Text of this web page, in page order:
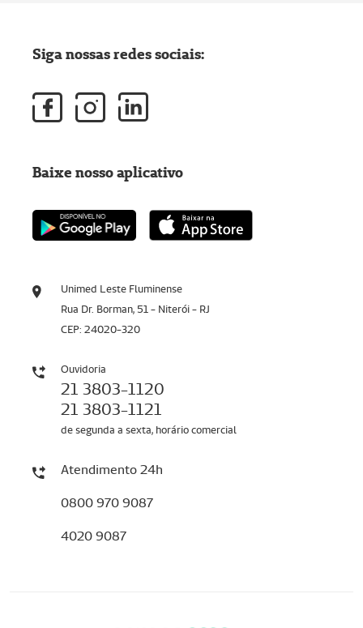
Unimed Leste Fluminense
Rua Dr. Borman, 51 - Niterói - RJ
CEP: 24020-320
Ouvidoria
21 3803-1120
21 3803-1121
de segunda a sexta, horário comercial
Atendimento 24h
0800 970 9087
4020 9087
Siga nossas redes sociais:
Baixe nosso aplicativo